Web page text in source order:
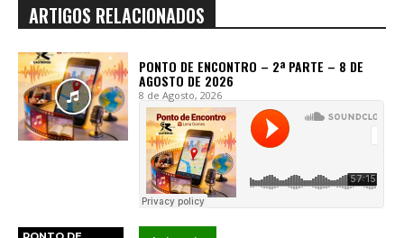
ARTIGOS RELACIONADOS
PONTO DE ENCONTRO – 2ª PARTE – 8 DE
AGOSTO DE 2026
8 de Agosto, 2026